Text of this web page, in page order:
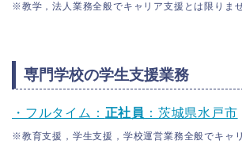
※教学，法人業務全般でキャリア支援とは限りま
専門学校の学生支援業務
・フルタイム： 正社員 ：茨城県水戸市
※教育支援，学生支援，学校運営業務全般でキャ